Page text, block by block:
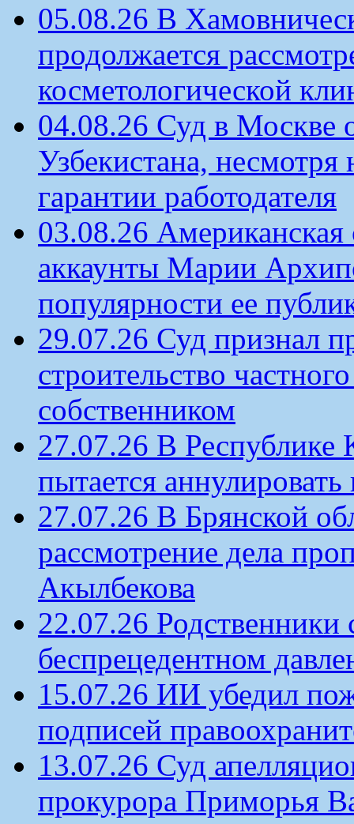
05.08.26 В
продолжается
косметологической
04.08.26 Суд в Москве
Узбекистана,
гарантии работодателя
03.08.26 Американская
аккаунты Марии
популярности ее
29.07.26 Суд признал
строительство
собственником
27.07.26 В
пытается аннулировать
27.07.26 В Брянской
рассмотрение дела
Акылбекова
22.07.26
беспрецедентном
15.07.26 ИИ убедил
подписей
13.07.26 Суд
прокурора Приморья